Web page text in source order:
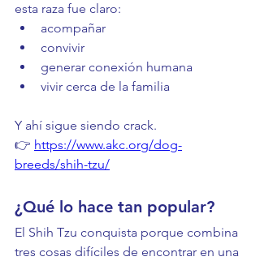
esta raza fue claro:
acompañar
convivir
generar conexión humana
vivir cerca de la familia
Y ahí sigue siendo crack.
👉 https://www.akc.org/dog-
breeds/shih-tzu/
¿Qué lo hace tan popular?
El Shih Tzu conquista porque combina
tres cosas difíciles de encontrar en una